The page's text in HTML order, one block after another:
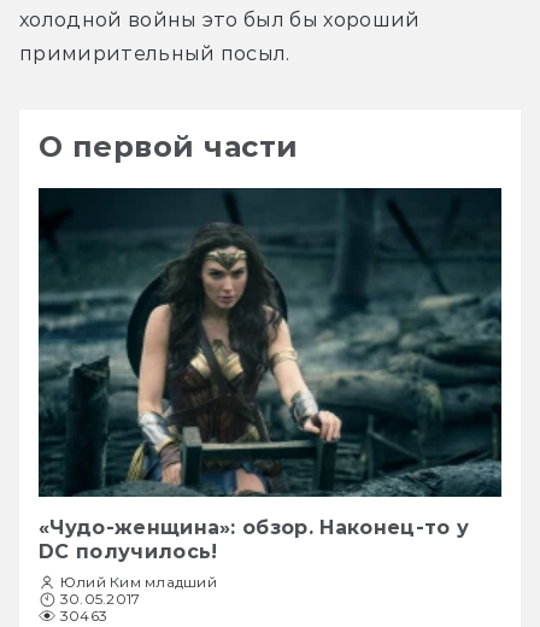
холодной войны это был бы хороший
примирительный посыл.
О первой части
«Чудо-женщина»: обзор. Наконец-то у
DC получилось!
Юлий Ким младший
30.05.2017
30463